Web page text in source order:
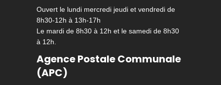
Ouvert le lundi mercredi jeudi et vendredi de
8h30-12h à 13h-17h
Le mardi de 8h30 à 12h et le samedi de 8h30
à 12h.
Agence Postale Communale
(APC)